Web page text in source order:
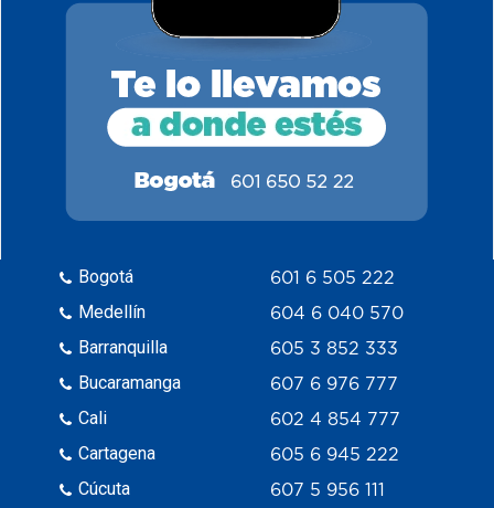
Bogotá
Medellín
Barranquilla
Bucaramanga
Cali
Cartagena
Cúcuta
601 6 505 222
604 6 040 570
605 3 852 333
607 6 976 777
602 4 854 777
605 6 945 222
607 5 956 111